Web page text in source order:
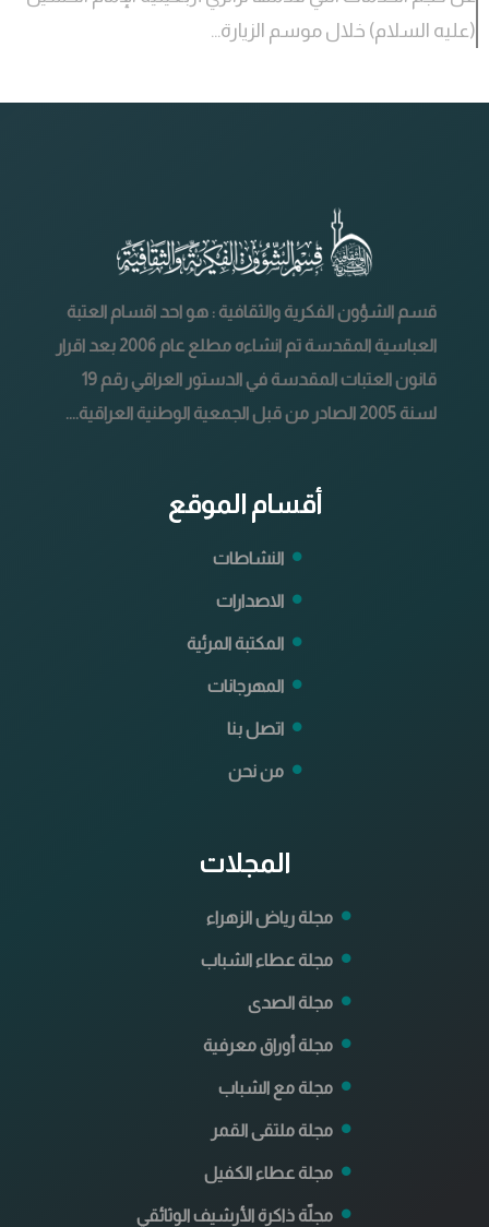
(عليه السلام) خلال موسم الزيارة...
قسم الشؤون الفكرية والثقافية : هو احد اقسام العتبة
العباسية المقدسة تم انشاءه مطلع عام 2006 بعد اقرار
قانون العتبات المقدسة في الدستور العراقي رقم 19
لسنة 2005 الصادر من قبل الجمعية الوطنية العراقية....
أقسام الموقع
النشاطات
الاصدارات
المكتبة المرئية
المهرجانات
اتصل بنا
من نحن
المجلات
مجلة رياض الزهراء
مجلة عطاء الشباب
مجلة الصدى
مجلة أوراق معرفية
مجلة مع الشباب
مجلة ملتقى القمر
مجلة عطاء الكفيل
مجلّة ذاكرة الأرشيف الوثائقي